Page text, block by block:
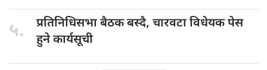
५. प्रतिनिधिसभा बैठकबस्दै, चारवटा विधेयक पेस
हुने कार्यसूची